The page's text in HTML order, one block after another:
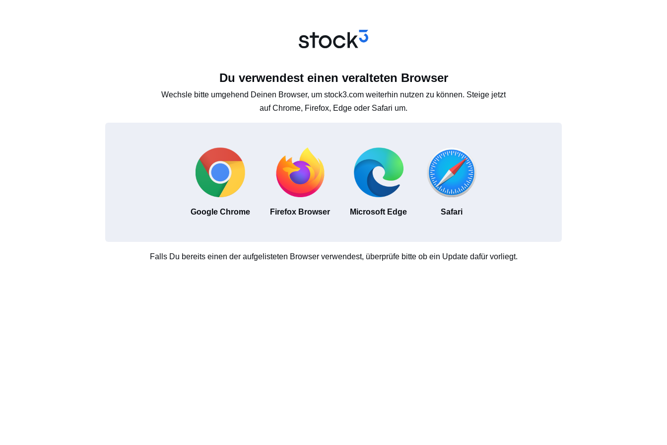
Du verwendest einen veralteten Browser
Wechsle bitte umgehend Deinen Browser, um stock3.com weiterhin nutzen zu können. Steige jetzt
auf Chrome, Firefox, Edge oder Safari um.
Google Chrome Firefox Browser Microsoft Edge Safari
Falls Du bereits einen der aufgelisteten Browser verwendest, überprüfe bitte ob ein Update dafür vorliegt.